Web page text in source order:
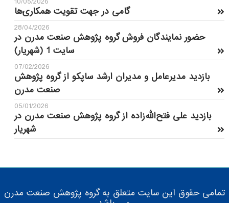
گامی در جهت تقویت همکاری‌ها
28/04/2026
حضور نمایندگان فروش گروه پژوهش صنعت مدرن در
سایت 1 (شهریار)
07/02/2026
بازدید مدیرعامل و مدیران ارشد ساپکو از گروه پژوهش
صنعت مدرن
05/01/2026
بازدید علی فتح‌الله‌زاده از گروه پژوهش صنعت مدرن در
شهریار
تمامی حقوق این سایت متعلق به گروه پژوهش صنعت مدرن